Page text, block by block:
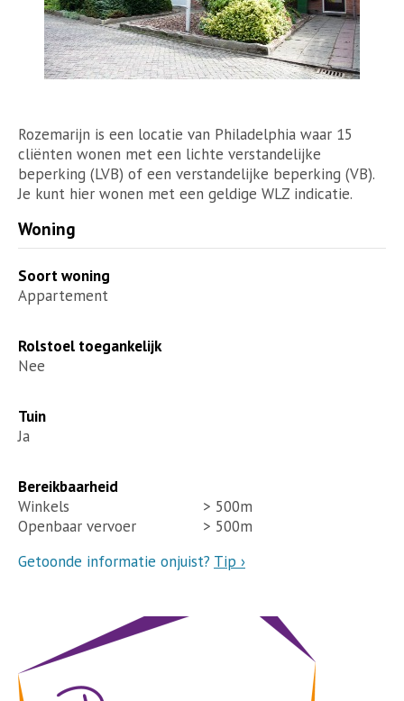
Rozemarijn is een locatie van Philadelphia waar 15
cliënten wonen met een lichte verstandelijke
beperking (LVB) of een verstandelijke beperking (VB).
Je kunt hier wonen met een geldige WLZ indicatie.
Woning
Soort woning
Appartement
Rolstoel toegankelijk
Nee
Tuin
Ja
Bereikbaarheid
Winkels
> 500m
Openbaar vervoer
> 500m
Getoonde informatie onjuist? Tip ›